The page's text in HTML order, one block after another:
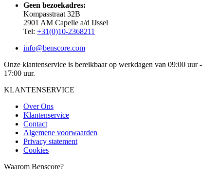
Geen bezoekadres:
Kompasstraat 32B
2901 AM Capelle a/d IJssel
Tel: +31(0)10-2368211
info@benscore.com
Onze klantenservice is bereikbaar op werkdagen van 09:00 uur -
17:00 uur.
KLANTENSERVICE
Over Ons
Klantenservice
Contact
Algemene voorwaarden
Privacy statement
Cookies
Waarom Benscore?